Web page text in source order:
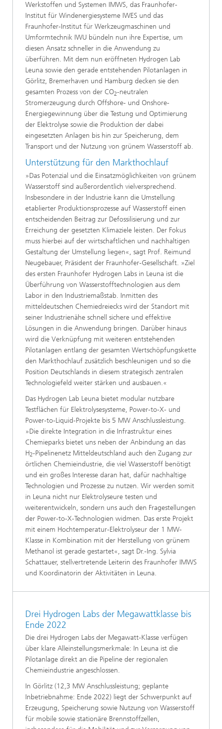
Werkstoffen und Systemen IMWS, das Fraunhofer-
Institut für Windenergiesysteme IWES und das
Fraunhofer-Institut für Werkzeugmaschinen und
Umformtechnik IWU bündeln nun ihre Expertise, um
diesen Ansatz schneller in die Anwendung zu
überführen. Mit dem nun eröffneten Hydrogen Lab
Leuna sowie den gerade entstehenden Pilotanlagen in
Görlitz, Bremerhaven und Hamburg decken sie den
gesamten Prozess von der CO2-neutralen
Stromerzeugung durch Offshore- und Onshore-
Energiegewinnung über die Testung und Optimierung
der Elektrolyse sowie die Produktion der dabei
eingesetzten Anlagen bis hin zur Speicherung, dem
Transport und der Nutzung von grünem Wasserstoff ab.
Unterstützung für den Markthochlauf
»Das Potenzial und die Einsatzmöglichkeiten von grünem
Wasserstoff sind außerordentlich vielversprechend.
Insbesondere in der Industrie kann die Umstellung
etablierter Produktionsprozesse auf Wasserstoff einen
entscheidenden Beitrag zur Defossilisierung und zur
Erreichung der gesetzten Klimaziele leisten. Der Fokus
muss hierbei auf der wirtschaftlichen und nachhaltigen
Gestaltung der Umstellung liegen«, sagt Prof. Reimund
Neugebauer, Präsident der Fraunhofer-Gesellschaft. »Ziel
des ersten Fraunhofer Hydrogen Labs in Leuna ist die
Überführung von Wasserstofftechnologien aus dem
Labor in den Industriemaßstab. Inmitten des
mitteldeutschen Chemiedreiecks wird der Standort mit
seiner Industrienähe schnell sichere und effektive
Lösungen in die Anwendung bringen. Darüber hinaus
wird die Verknüpfung mit weiteren entstehenden
Pilotanlagen entlang der gesamten Wertschöpfungskette
den Markthochlauf zusätzlich beschleunigen und so die
Position Deutschlands in diesem strategisch zentralen
Technologiefeld weiter stärken und ausbauen.«
Das Hydrogen Lab Leuna bietet modular nutzbare
Testflächen für Elektrolysesysteme, Power-to-X- und
Power-to-Liquid-Projekte bis 5 MW Anschlussleistung.
»Die direkte Integration in die Infrastruktur eines
Chemieparks bietet uns neben der Anbindung an das
H2-Pipelinenetz Mitteldeutschland auch den Zugang zur
örtlichen Chemieindustrie, die viel Wasserstoff benötigt
und ein großes Interesse daran hat, dafür nachhaltige
Technologien und Prozesse zu nutzen. Wir werden somit
in Leuna nicht nur Elektrolyseure testen und
weiterentwickeln, sondern uns auch den Fragestellungen
der Power-to-X-Technologien widmen. Das erste Projekt
mit einem Hochtemperatur-Elektrolyseur der 1 MW-
Klasse in Kombination mit der Herstellung von grünem
Methanol ist gerade gestartet«, sagt Dr.-Ing. Sylvia
Schattauer, stellvertretende Leiterin des Fraunhofer IMWS
und Koordinatorin der Aktivitäten in Leuna.
Drei Hydrogen Labs der Megawattklasse bis
Ende 2022
Die drei Hydrogen Labs der Megawatt-Klasse verfügen
über klare Alleinstellungsmerkmale: In Leuna ist die
Pilotanlage direkt an die Pipeline der regionalen
Chemieindustrie angeschlossen.
In Görlitz (12,3 MW Anschlussleistung; geplante
Inbetriebnahme: Ende 2022) liegt der Schwerpunkt auf
Erzeugung, Speicherung sowie Nutzung von Wasserstoff
für mobile sowie stationäre Brennstoffzellen,